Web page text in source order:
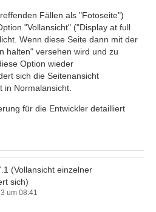
Fällen als "Fotoseite")
"Vollansicht" ("Display at full
Wenn diese Seite dann mit der
halten" versehen wird und zu
Option wieder
sich die Seitenansicht
in Normalansicht.
für die Entwickler detailliert
(Vollansicht einzelner
sich)
um 08:41